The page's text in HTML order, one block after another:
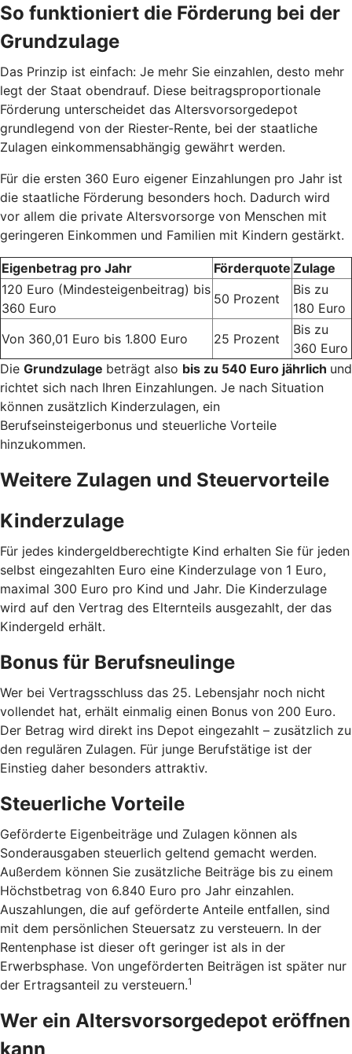
So funktioniert die Förderung bei der
Grundzulage
Das Prinzip ist einfach: Je mehr Sie einzahlen, desto mehr
legt der Staat obendrauf. Diese beitragsproportionale
Förderung unterscheidet das Altersvorsorgedepot
grundlegend von der Riester-Rente, bei der staatliche
Zulagen einkommensabhängig gewährt werden.
Für die ersten 360 Euro eigener Einzahlungen pro Jahr ist
die staatliche Förderung besonders hoch. Dadurch wird
vor allem die private Altersvorsorge von Menschen mit
geringeren Einkommen und Familien mit Kindern gestärkt.
Eigenbetrag pro Jahr Förderquote Zulage
120 Euro (Mindesteigenbeitrag) bis
360 Euro
50 Prozent
Bis zu
180 Euro
Von 360,01 Euro bis 1.800 Euro
25 Prozent
Bis zu
360 Euro
Die Grundzulage beträgt also bis zu 540 Euro jährlich und
richtet sich nach Ihren Einzahlungen. Je nach Situation
können zusätzlich Kinderzulagen, ein
Berufseinsteigerbonus und steuerliche Vorteile
hinzukommen.
Weitere Zulagen und Steuervorteile
Kinderzulage
Für jedes kindergeldberechtigte Kind erhalten Sie für jeden
selbst eingezahlten Euro eine Kinderzulage von 1 Euro,
maximal 300 Euro pro Kind und Jahr. Die Kinderzulage
wird auf den Vertrag des Elternteils ausgezahlt, der das
Kindergeld erhält.
Bonus für Berufsneulinge
Wer bei Vertragsschluss das 25. Lebensjahr noch nicht
vollendet hat, erhält einmalig einen Bonus von 200 Euro.
Der Betrag wird direkt ins Depot eingezahlt – zusätzlich zu
den regulären Zulagen. Für junge Berufstätige ist der
Einstieg daher besonders attraktiv.
Steuerliche Vorteile
Geförderte Eigenbeiträge und Zulagen können als
Sonderausgaben steuerlich geltend gemacht werden.
Außerdem können Sie zusätzliche Beiträge bis zu einem
Höchstbetrag von 6.840 Euro pro Jahr einzahlen.
Auszahlungen, die auf geförderte Anteile entfallen, sind
mit dem persönlichen Steuersatz zu versteuern. In der
Rentenphase ist dieser oft geringer ist als in der
Erwerbsphase. Von ungeförderten Beiträgen ist später nur
der Ertragsanteil zu versteuern.1
Wer ein Altersvorsorgedepot eröffnen
kann